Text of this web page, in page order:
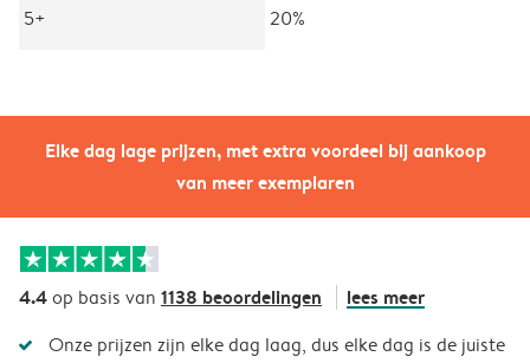
Elke dag lage prijzen, met extra voordeel bij aankoop
van meer exemplaren
5+
20%
4.4op basis van 1138 beoordelingen lees meer
Onze prijzen zijn elke dag laag, dus elke dag is de juiste